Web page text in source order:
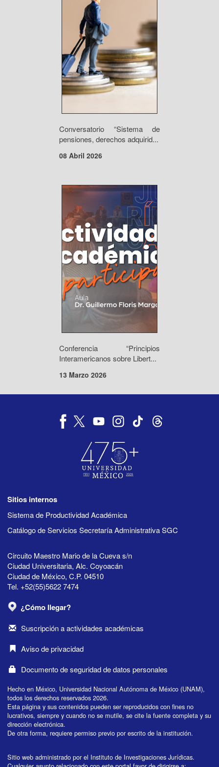
Conversatorio “Sistema de
pensiones, derechos adquirid...
08 Abril 2026
Conferencia “Principios
Interamericanos sobre Libert...
13 Marzo 2026
Sitios internos
Sistema de Productividad Académica
Catálogo de Servicios Secretaría Administrativa SGC
Circuito Maestro Mario de la Cueva s/n
Ciudad Universitaria, Alc. Coyoacán
Ciudad de México, C.P. 04510
Tel. +52(55)5622 7474
¿Cómo llegar?
Suscripción a actividades académicas
Aviso de privacidad
Documento de seguridad de datos personales
Hecho en México, Universidad Nacional Autónoma de México (UNAM),
todos los derechos reservados 2026.
Esta página y sus contenidos pueden ser reproducidos con fines no
lucrativos, siempre y cuando no se mutile, se cite la fuente completa y su
dirección electrónica.
De otra forma, requiere permiso previo por escrito de la institución.
Sitio web administrado por el Instituto de Investigaciones Jurídicas.